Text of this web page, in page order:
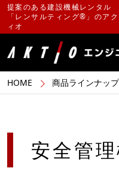
提案のある建設機械レンタル
「レンサルティング®」のアク
ィオ
HOME 商品ラインナップ
安全管